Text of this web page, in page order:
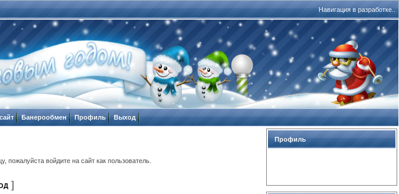
Навигация в разработке..
Банерообмен Профиль Выход
пожалуйста войдите на сайт как пользователь.
]
Профиль